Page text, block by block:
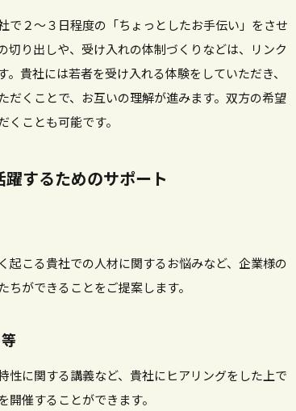
で２～３日程度の「ちょっとしたお手伝い」をさせ
切り出しや、受け入れの体制づくりなどは、リンク
貴社には若者を受け入れる体験をしていただき、
だくことで、お互いの理解が進みます。双方の希望
ことも可能です。
するためのサポート
起こる貴社での人材に関するお悩みなど、企業様の
ができることをご提案します。
性に関する講義など、貴社にヒアリングをした上で
催することができます。